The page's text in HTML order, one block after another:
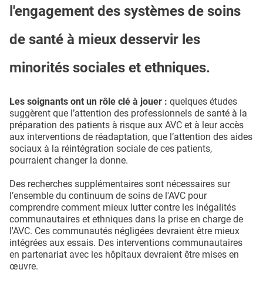
l'engagement des systèmes de soins
de santé à mieux desservir les
minorités sociales et ethniques.
Les soignants ont un rôle clé à jouer : quelques études
suggèrent que l’attention des professionnels de santé à la
préparation des patients à risque aux AVC et à leur accès
aux interventions de réadaptation, que l’attention des aides
sociaux à la réintégration sociale de ces patients,
pourraient changer la donne.
Des recherches supplémentaires sont nécessaires sur
l’ensemble du continuum de soins de l'AVC pour
comprendre comment mieux lutter contre les inégalités
communautaires et ethniques dans la prise en charge de
l'AVC. Ces communautés négligées devraient être mieux
intégrées aux essais. Des interventions communautaires
en partenariat avec les hôpitaux devraient être mises en
œuvre.